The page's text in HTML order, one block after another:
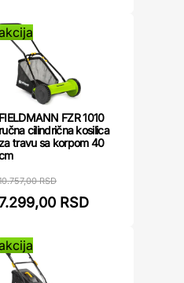
FIELDMANN FZR 1010
ručna cilindrična kosilica
za travu sa korpom 40
RSD
RSD